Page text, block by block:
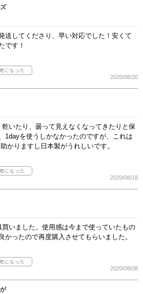
送してくださり、早い対応でした！安くて
です！
2020/08/20
いたり、曇って見えなくなってきたりと保
1dayを使うしかなかったのですが、これは
かりますし日本製がうれしいです。
2020/08/18
いました。使用感は今まで使っていたもの
かったので再度購入させてもらいました。
2020/08/08